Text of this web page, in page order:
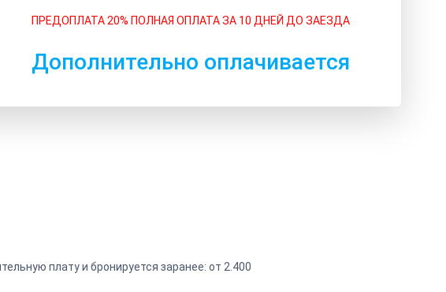
ПРЕДОПЛАТА 20% ПОЛНАЯ ОПЛАТА ЗА 10 ДНЕЙ ДО ЗАЕЗДА
Дополнительно оплачивается
плату и бронируется заранее: от 2.400